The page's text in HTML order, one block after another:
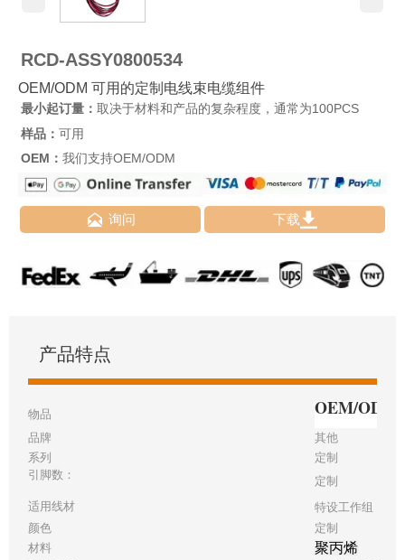
RCD-ASSY0800534
OEM/ODM 可用的定制电线束电缆组件
最小起订量： 取决于材料和产品的复杂程度，通常为100PCS
样品： 可用
OEM： 我们支持OEM/ODM
 询问 下载
产品特点
物品 OEM/ODM
品牌
其他
系列
定制
引脚数：
定制
适用线材
特设工作组 22
颜色
定制
材料
聚丙烯